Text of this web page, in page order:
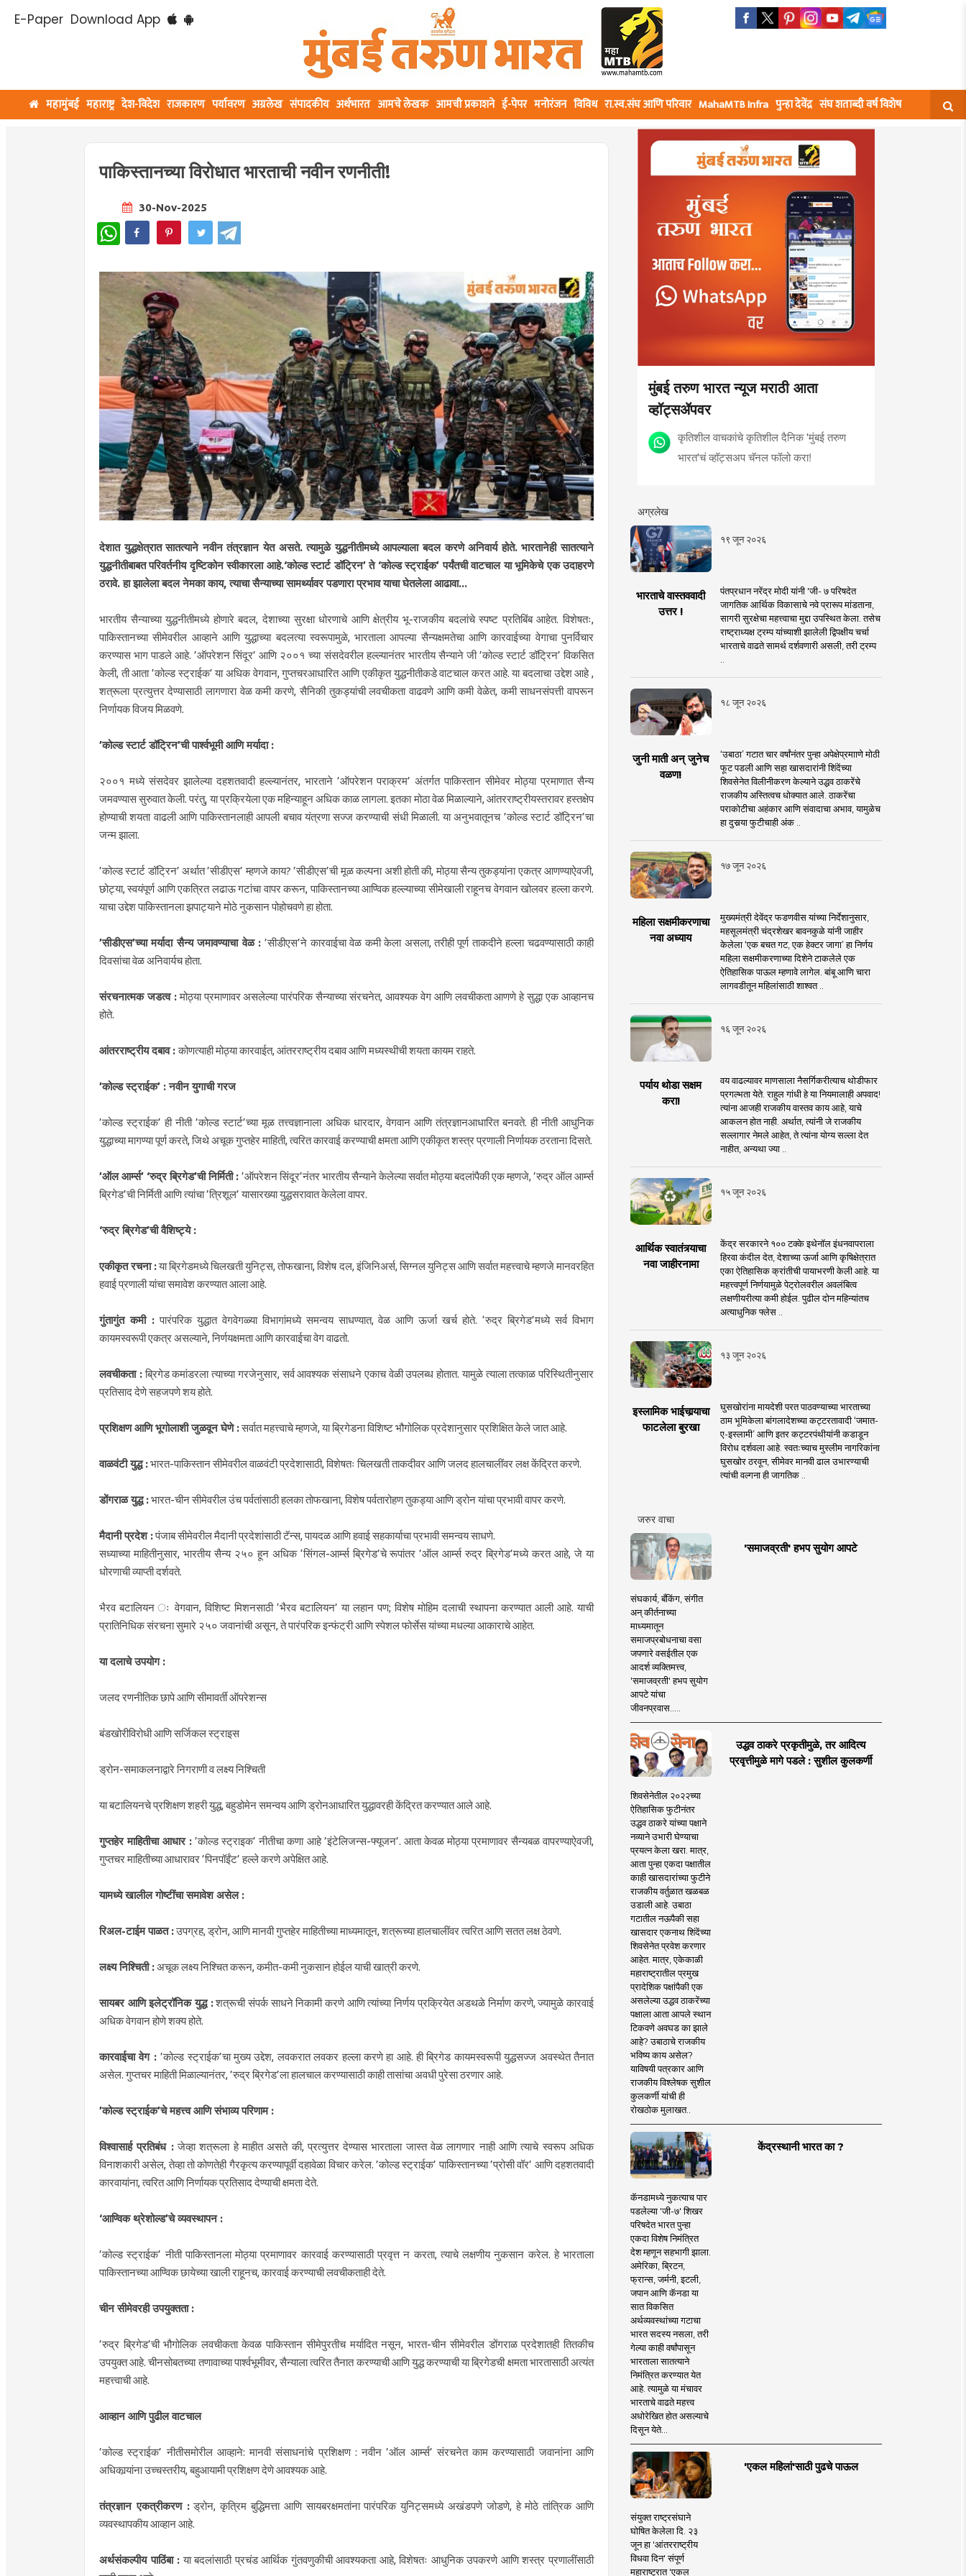
E-Paper Download App
महामुंबई महाराष्ट्र देश-विदेश राजकारण पर्यावरण अग्रलेख संपादकीय अर्थभारत आमचे लेखक आमची प्रकाशने ई-पेपर मनोरंजन विविध रा.स्व.संघ आणि परिवार MahaMTB Infra पुन्हा देवेंद्र संघ शताब्दी वर्ष विशेष
पाकिस्तानच्या विरोधात भारताची नवीन रणनीती!
30-Nov-2025
WhatsApp
देशात युद्धक्षेत्रात सातत्याने नवीन तंत्रज्ञान येत असते. त्यामुळे युद्धनीतीमध्ये आपल्याला बदल करणे अनिवार्य होते. भारतानेही सातत्याने
युद्धनीतीबाबत परिवर्तनीय दृष्टिकोन स्वीकारला आहे.‘कोल्ड स्टार्ट डॉट्रिन’ ते ‘कोल्ड स्ट्राईक’ पर्यंतची वाटचाल या भूमिकेचे एक उदाहरणे
ठरावे. हा झालेला बदल नेमका काय, त्याचा सैन्याच्या सामर्थ्यावर पडणारा प्रभाव याचा घेतलेला आढावा...
भारतीय सैन्याच्या युद्धनीतीमध्ये होणारे बदल, देशाच्या सुरक्षा धोरणाचे आणि क्षेत्रीय भू-राजकीय बदलांचे स्पष्ट प्रतिबिंब आहेत. विशेषतः,
पाकिस्तानच्या सीमेवरील आव्हाने आणि युद्धाच्या बदलत्या स्वरूपामुळे, भारताला आपल्या सैन्यक्षमतेचा आणि कारवाईच्या वेगाचा पुनर्विचार
करण्यास भाग पाडले आहे. ’ऑपरेशन सिंदूर’ आणि २००१ च्या संसदेवरील हल्ल्यानंतर भारतीय सैन्याने जी ’कोल्ड स्टार्ट डॉट्रिन’ विकसित
केली, ती आता ’कोल्ड स्ट्राईक’ या अधिक वेगवान, गुप्तचरआधारित आणि एकीकृत युद्धनीतीकडे वाटचाल करत आहे. या बदलाचा उद्देश आहे ,
शत्रूला प्रत्युत्तर देण्यासाठी लागणारा वेळ कमी करणे, सैनिकी तुकड्यांची लवचीकता वाढवणे आणि कमी वेळेत, कमी साधनसंपत्ती वापरून
निर्णायक विजय मिळवणे.
’कोल्ड स्टार्ट डॉट्रिन’ची पार्श्वभूमी आणि मर्यादा :
२००१ मध्ये संसदेवर झालेल्या दहशतवादी हल्ल्यानंतर, भारताने ’ऑपरेशन पराक्रम’ अंतर्गत पाकिस्तान सीमेवर मोठ्या प्रमाणात सैन्य
जमवण्यास सुरुवात केली. परंतु, या प्रक्रियेला एक महिन्याहून अधिक काळ लागला. इतका मोठा वेळ मिळाल्याने, आंतरराष्ट्रीयस्तरावर हस्तक्षेप
होण्याची शयता वाढली आणि पाकिस्तानलाही आपली बचाव यंत्रणा सज्ज करण्याची संधी मिळाली. या अनुभवातूनच ’कोल्ड स्टार्ट डॉट्रिन’चा
जन्म झाला.
’कोल्ड स्टार्ट डॉट्रिन’ अर्थात ’सीडीएस’ म्हणजे काय? ’सीडीएस’ची मूळ कल्पना अशी होती की, मोठ्या सैन्य तुकड्यांना एकत्र आणण्याऐवजी,
छोट्या, स्वयंपूर्ण आणि एकत्रित लढाऊ गटांचा वापर करून, पाकिस्तानच्या आण्विक हल्ल्याच्या सीमेखाली राहूनच वेगवान खोलवर हल्ला करणे.
याचा उद्देश पाकिस्तानला झपाट्याने मोठे नुकसान पोहोचवणे हा होता.
’सीडीएस’च्या मर्यादा सैन्य जमावण्याचा वेळ :’सीडीएस’ने कारवाईचा वेळ कमी केला असला, तरीही पूर्ण ताकदीने हल्ला चढवण्यासाठी काही
दिवसांचा वेळ अनिवार्यच होता.
संरचनात्मक जडत्व :मोठ्या प्रमाणावर असलेल्या पारंपरिक सैन्याच्या संरचनेत, आवश्यक वेग आणि लवचीकता आणणे हे सुद्धा एक आव्हानच
होते.
आंतरराष्ट्रीय दबाव :कोणत्याही मोठ्या कारवाईत, आंतरराष्ट्रीय दबाव आणि मध्यस्थीची शयता कायम राहते.
’कोल्ड स्ट्राईक’ : नवीन युगाची गरज
’कोल्ड स्ट्राईक’ ही नीती ’कोल्ड स्टार्ट’च्या मूळ तत्त्वज्ञानाला अधिक धारदार, वेगवान आणि तंत्रज्ञानआधारित बनवते. ही नीती आधुनिक
युद्धाच्या मागण्या पूर्ण करते, जिथे अचूक गुप्तहेर माहिती, त्वरित कारवाई करण्याची क्षमता आणि एकीकृत शस्त्र प्रणाली निर्णायक ठरताना दिसते.
’ऑल आर्म्स’ ‘रुद्र ब्रिगेड’ची निर्मिती : ’ऑपरेशन सिंदूर’नंतर भारतीय सैन्याने केलेल्या सर्वात मोठ्या बदलांपैकी एक म्हणजे, ’रुद्र ऑल आर्म्स
ब्रिगेड’ची निर्मिती आणि त्यांचा ’त्रिशूल’ यासारख्या युद्धसरावात केलेला वापर.
‘रुद्र ब्रिगेड’ची वैशिष्ट्ये :
एकीकृत रचना :या ब्रिगेडमध्ये चिलखती युनिट्स, तोफखाना, विशेष दल, इंजिनिअर्स, सिग्नल युनिट्स आणि सर्वात महत्त्वाचे म्हणजे मानवरहित
हवाई प्रणाली यांचा समावेश करण्यात आला आहे.
गुंतागुंत कमी :पारंपरिक युद्धात वेगवेगळ्या विभागांमध्ये समन्वय साधण्यात, वेळ आणि ऊर्जा खर्च होते. ‘रुद्र ब्रिगेड’मध्ये सर्व विभाग
कायमस्वरूपी एकत्र असल्याने, निर्णयक्षमता आणि कारवाईचा वेग वाढतो.
लवचीकता :ब्रिगेड कमांडरला त्याच्या गरजेनुसार, सर्व आवश्यक संसाधने एकाच वेळी उपलब्ध होतात. यामुळे त्याला तत्काळ परिस्थितीनुसार
प्रतिसाद देणे सहजपणे शय होते.
प्रशिक्षण आणि भूगोलाशी जुळवून घेणे :सर्वात महत्त्वाचे म्हणजे, या ब्रिगेडना विशिष्ट भौगोलिक प्रदेशानुसार प्रशिक्षित केले जात आहे.
वाळवंटी युद्ध :भारत-पाकिस्तान सीमेवरील वाळवंटी प्रदेशासाठी, विशेषतः चिलखती ताकदीवर आणि जलद हालचालींवर लक्ष केंद्रित करणे.
डोंगराळ युद्ध :भारत-चीन सीमेवरील उंच पर्वतांसाठी हलका तोफखाना, विशेष पर्वतारोहण तुकड्या आणि ड्रोन यांचा प्रभावी वापर करणे.
मैदानी प्रदेश :पंजाब सीमेवरील मैदानी प्रदेशांसाठी टॅन्स, पायदळ आणि हवाई सहकार्याचा प्रभावी समन्वय साधणे.
सध्याच्या माहितीनुसार, भारतीय सैन्य २५० हून अधिक ‘सिंगल-आर्म्स ब्रिगेड’चे रूपांतर ’ऑल आर्म्स रुद्र ब्रिगेड’मध्ये करत आहे, जे या
धोरणाची व्याप्ती दर्शवते.
भैरव बटालियन ः वेगवान, विशिष्ट मिशनसाठी ‘भैरव बटालियन’ या लहान पण; विशेष मोहिम दलाची स्थापना करण्यात आली आहे. याची
प्रातिनिधिक संरचना सुमारे २५० जवानांची असून, ते पारंपरिक इन्फंट्री आणि स्पेशल फोर्सेस यांच्या मधल्या आकाराचे आहेत.
या दलाचे उपयोग :
जलद रणनीतिक छापे आणि सीमावर्ती ऑपरेशन्स
बंडखोरीविरोधी आणि सर्जिकल स्ट्राइस
ड्रोन-समाकलनाद्वारे निगराणी व लक्ष्य निश्चिती
या बटालियनचे प्रशिक्षण शहरी युद्ध, बहुडोमेन समन्वय आणि ड्रोनआधारित युद्धावरही केंद्रित करण्यात आले आहे.
गुप्तहेर माहितीचा आधार : ’कोल्ड स्ट्राइक’ नीतीचा कणा आहे ’इंटेलिजन्स-फ्यूजन’. आता केवळ मोठ्या प्रमाणावर सैन्यबळ वापरण्याऐवजी,
गुप्तचर माहितीच्या आधारावर ’पिनपॉईंट’ हल्ले करणे अपेक्षित आहे.
यामध्ये खालील गोष्टींचा समावेश असेल :
रिअल-टाईम पाळत :उपग्रह, ड्रोन, आणि मानवी गुप्तहेर माहितीच्या माध्यमातून, शत्रूच्या हालचालींवर त्वरित आणि सतत लक्ष ठेवणे.
लक्ष्य निश्चिती :अचूक लक्ष्य निश्चित करून, कमीत-कमी नुकसान होईल याची खात्री करणे.
सायबर आणि इलेट्रॉनिक युद्ध :शत्रूची संपर्क साधने निकामी करणे आणि त्यांच्या निर्णय प्रक्रियेत अडथळे निर्माण करणे, ज्यामुळे कारवाई
अधिक वेगवान होणे शक्य होते.
कारवाईचा वेग :’कोल्ड स्ट्राईक’चा मुख्य उद्देश, लवकरात लवकर हल्ला करणे हा आहे. ही ब्रिगेड कायमस्वरूपी युद्धसज्ज अवस्थेत तैनात
असेल. गुप्तचर माहिती मिळाल्यानंतर, ’रुद्र ब्रिगेड’ला हालचाल करण्यासाठी काही तासांचा अवधी पुरेसा ठरणार आहे.
’कोल्ड स्ट्राईक’चे महत्त्व आणि संभाव्य परिणाम :
विश्वासार्ह प्रतिबंध :जेव्हा शत्रूला हे माहीत असते की, प्रत्युत्तर देण्यास भारताला जास्त वेळ लागणार नाही आणि त्याचे स्वरूप अधिक
विनाशकारी असेल, तेव्हा तो कोणतेही गैरकृत्य करण्यापूर्वी दहावेळा विचार करेल. ’कोल्ड स्ट्राईक’ पाकिस्तानच्या ’प्रोसी वॉर’ आणि दहशतवादी
कारवायांना, त्वरित आणि निर्णायक प्रतिसाद देण्याची क्षमता देते.
‘आण्विक थ्रेशोल्ड’चे व्यवस्थापन :
’कोल्ड स्ट्राईक’ नीती पाकिस्तानला मोठ्या प्रमाणावर कारवाई करण्यासाठी प्रवृत्त न करता, त्याचे लक्षणीय नुकसान करेल. हे भारताला
पाकिस्तानच्या आण्विक छायेच्या खाली राहूनच, कारवाई करण्याची लवचीकताही देते.
चीन सीमेवरही उपयुक्तता :
’रुद्र ब्रिगेड’ची भौगोलिक लवचीकता केवळ पाकिस्तान सीमेपुरतीच मर्यादित नसून, भारत-चीन सीमेवरील डोंगराळ प्रदेशातही तितकीच
उपयुक्त आहे. चीनसोबतच्या तणावाच्या पार्श्वभूमीवर, सैन्याला त्वरित तैनात करण्याची आणि युद्ध करण्याची या ब्रिगेडची क्षमता भारतासाठी अत्यंत
महत्त्वाची आहे.
आव्हान आणि पुढील वाटचाल
’कोल्ड स्ट्राईक’ नीतीसमोरील आव्हाने: मानवी संसाधनांचे प्रशिक्षण : नवीन ’ऑल आर्म्स’ संरचनेत काम करण्यासाठी जवानांना आणि
अधिकार्‍यांना उच्चस्तरीय, बहुआयामी प्रशिक्षण देणे आवश्यक आहे.
तंत्रज्ञान एकत्रीकरण :ड्रोन, कृत्रिम बुद्धिमत्ता आणि सायबरक्षमतांना पारंपरिक युनिट्समध्ये अखंडपणे जोडणे, हे मोठे तांत्रिक आणि
व्यवस्थापकीय आव्हान आहे.
अर्थसंकल्पीय पाठिंबा : या बदलांसाठी प्रचंड आर्थिक गुंतवणुकीची आवश्यकता आहे, विशेषतः आधुनिक उपकरणे आणि शस्त्र प्रणालींसाठी
मुंबई तरुण भारत न्यूज मराठी आता
व्हॉट्सॲपवर
कृतिशील वाचकांचे कृतिशील दैनिक 'मुंबई तरुण
भारत'चं व्हॉट्सअप चॅनल फॉलो करा!
अग्रलेख
१९ जून २०२६
भारताचे वास्तववादी
उत्तर !
पंतप्रधान नरेंद्र मोदी यांनी 'जी- ७ परिषदेत
जागतिक आर्थिक विकासाचे नवे प्रारूप मांडताना,
सागरी सुरक्षेचा महत्त्वाचा मुद्दा उपस्थित केला. तसेच
राष्ट्राध्यक्ष ट्रम्प यांच्याशी झालेली द्विपक्षीय चर्चा
भारताचे वाढते सामर्थ दर्शवणारी असली, तरी ट्रम्प
१८ जून २०२६
जुनी माती अन् जुनेच
वळण!
‘उबाठा’ गटात चार वर्षांनंतर पुन्हा अपेक्षेप्रमााणे मोठी
फूट पडली आणि सहा खासदारांनी शिंदेंच्या
शिवसेनेत विलीनीकरण केल्याने उद्धव ठाकरेंचे
राजकीय अस्तित्वच धोक्यात आले. ठाकरेंचा
पराकोटीचा अहंकार आणि संवादाचा अभाव, यामुळेच
हा दुसर्‍या फुटीचाही अंक ..
१७ जून २०२६
महिला सक्षमीकरणाचा
नवा अध्याय
मुख्यमंत्री देवेंद्र फडणवीस यांच्या निर्देशानुसार,
महसूलमंत्री चंद्रशेखर बावनकुळे यांनी जाहीर
केलेला ‘एक बचत गट, एक हेक्टर जागा’ हा निर्णय
महिला सक्षमीकरणाच्या दिशेने टाकलेले एक
ऐतिहासिक पाऊल म्हणावे लागेल. बांबू आणि चारा
लागवडीतून महिलांसाठी शाश्वत ..
१६ जून २०२६
पर्याय थोडा सक्षम
करा!
वय वाढल्यावर माणसाला नैसर्गिकरीत्याच थोडीफार
प्रगल्भता येते. राहुल गांधी हे या नियमालाही अपवाद!
त्यांना आजही राजकीय वास्तव काय आहे, याचे
आकलन होत नाही. अर्थात, त्यांनी जे राजकीय
सल्लागार नेमले आहेत, ते त्यांना योग्य सल्ला देत
नाहीत, अन्यथा ज्या ..
१५ जून २०२६
आर्थिक स्वातंत्र्याचा
नवा जाहीरनामा
केंद्र सरकारने १०० टक्के इथेनॉल इंधनवापराला
हिरवा कंदील देत, देशाच्या ऊर्जा आणि कृषिक्षेत्रात
एका ऐतिहासिक क्रांतीची पायाभरणी केली आहे. या
महत्त्वपूर्ण निर्णयामुळे पेट्रोलवरील अवलंबित्व
लक्षणीयरीत्या कमी होईल. पुढील दोन महिन्यांतच
अत्याधुनिक फ्लेस ..
१३ जून २०२६
इस्लामिक भाईचार्‍याचा
फाटलेला बुरखा
घुसखोरांना मायदेशी परत पाठवण्याच्या भारताच्या
ठाम भूमिकेला बांगलादेशच्या कट्टरतावादी ‘जमात-
ए-इस्लामी’ आणि इतर कट्टरपंथीयांनी कडाडून
विरोध दर्शवला आहे. स्वतःच्याच मुस्लीम नागरिकांना
घुसखोर ठरवून, सीमेवर मानवी ढाल उभारण्याची
त्यांची वल्गना ही जागतिक ..
जरुर वाचा
'समाजव्रती' हभप सुयोग आपटे
संघकार्य, बँकिंग, संगीत
अन् कीर्तनाच्या
माध्यमातून
समाजप्रबोधनाचा वसा
जपणारे वसईतील एक
आदर्श व्यक्तिमत्त्व,
'समाजव्रती' हभप सुयोग
आपटे यांचा
जीवनप्रवास.....
उद्धव ठाकरे प्रकृतीमुळे, तर आदित्य
प्रवृत्तीमुळे मागे पडले : सुशील कुलकर्णी
शिवसेनेतील २०२२च्या
ऐतिहासिक फुटीनंतर
उद्धव ठाकरे यांच्या पक्षाने
नव्याने उभारी घेण्याचा
प्रयत्न केला खरा. मात्र,
आता पुन्हा एकदा पक्षातील
काही खासदारांच्या फुटीने
राजकीय वर्तुळात खळबळ
उडाली आहे. उबाठा
गटातील नऊपैकी सहा
खासदार एकनाथ शिंदेंच्या
शिवसेनेत प्रवेश करणार
आहेत. मात्र, एकेकाळी
महाराष्ट्रातील प्रमुख
प्रादेशिक पक्षांपैकी एक
असलेल्या उद्धव ठाकरेंच्या
पक्षाला आता आपले स्थान
टिकवणे अवघड का झाले
आहे? उबाठाचे राजकीय
भविष्य काय असेल?
याविषयी पत्रकार आणि
राजकीय विश्लेषक सुशील
कुलकर्णी यांची ही
रोखठोक मुलाखत..
केंद्रस्थानी भारत का ?
कॅनडामध्ये नुकत्याच पार
पडलेल्या 'जी-७' शिखर
परिषदेत भारत पुन्हा
एकदा विशेष निमंत्रित
देश म्हणून सहभागी झाला.
अमेरिका, ब्रिटन,
फ्रान्स, जर्मनी, इटली,
जपान आणि कॅनडा या
सात विकसित
अर्थव्यवस्थांच्या गटाचा
भारत सदस्य नसला, तरी
गेल्या काही वर्षांपासून
भारताला सातत्याने
निमंत्रित करण्यात येत
आहे. त्यामुळे या मंचावर
भारताचे वाढते महत्त्व
अधोरेखित होत असल्याचे
दिसून येते...
'एकल महिलां'साठी पुढचे पाऊल
संयुक्त राष्ट्रसंघाने
घोषित केलेला दि. २३
जून हा 'आंतरराष्ट्रीय
विधवा दिन' संपूर्ण
महाराष्ट्रात 'एकल